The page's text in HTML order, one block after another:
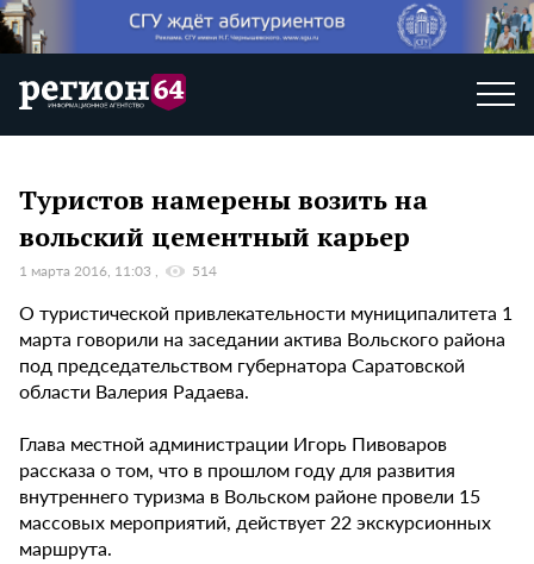
Туристов намерены возить на
вольский цементный карьер
1 марта 2016, 11:03 514
О туристической привлекательности муниципалитета 1
марта говорили на заседании актива Вольского района
под председательством губернатора Саратовской
области Валерия Радаева.
Глава местной администрации Игорь Пивоваров
рассказа о том, что в прошлом году для развития
внутреннего туризма в Вольском районе провели 15
массовых мероприятий, действует 22 экскурсионных
маршрута.